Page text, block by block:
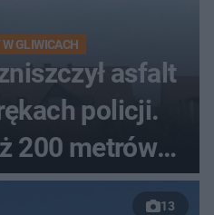
GLIWICACH
asfalt
policji.
200 metrów
drogi
13